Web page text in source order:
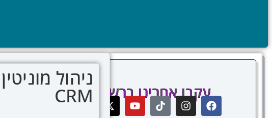
עקבו אחרינו ברשתות
ניהול
CRM